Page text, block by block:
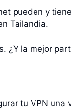
pueden y
Tailandia.
¿Y la mejor
tu VPN una